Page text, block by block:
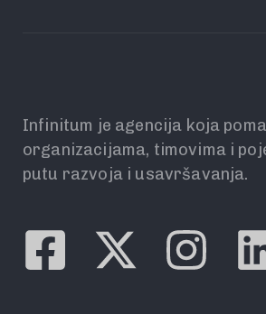
Infinitum je agencija koja
organizacijama, timovima i
putu razvoja i usavršavanja.